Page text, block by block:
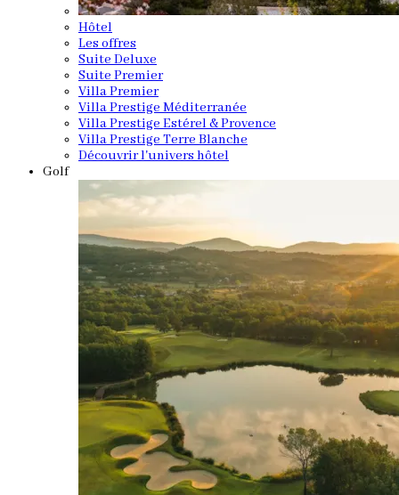
Hôtel
Les offres
Suite Deluxe
Suite Premier
Villa Premier
Villa Prestige Méditerranée
Villa Prestige Estérel & Provence
Villa Prestige Terre Blanche
Découvrir l'univers hôtel
Golf